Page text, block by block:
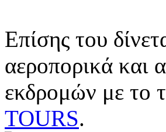
Επίσης του
αεροπορικά και
εκδρομών με το
TOURS.